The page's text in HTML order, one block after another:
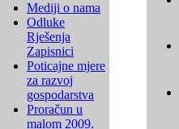
Mediji o nama
Odluke
Rješenja
Zapisnici
Poticajne mjere
za razvoj
gospodarstva
Proračun u
malom 2009.